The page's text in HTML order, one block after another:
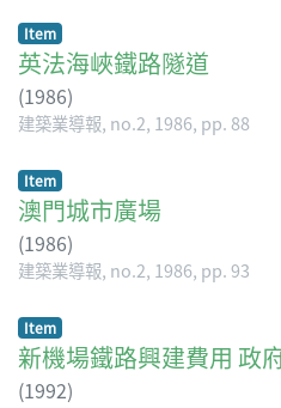
Item
英法海峽鐵路隧道
(1986)
建築業導報, no.2, 1986, pp. 88
Item
澳門城市廣場
(1986)
建築業導報, no.2, 1986, pp. 93
Item
新機場鐵路興建費用 政
(1992)